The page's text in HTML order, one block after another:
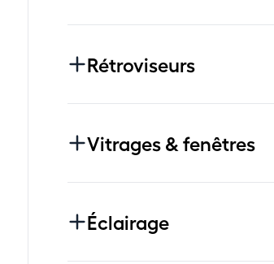
Rétroviseurs
Vitrages & fenêtres
Éclairage